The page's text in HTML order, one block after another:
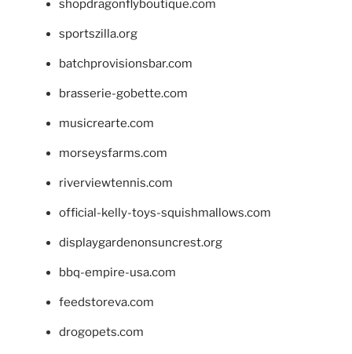
shopdragonflyboutique.com
sportszilla.org
batchprovisionsbar.com
brasserie-gobette.com
musicrearte.com
morseysfarms.com
riverviewtennis.com
official-kelly-toys-squishmallows.com
displaygardenonsuncrest.org
bbq-empire-usa.com
feedstoreva.com
drogopets.com